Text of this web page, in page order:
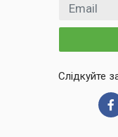
Email
Слідкуйте